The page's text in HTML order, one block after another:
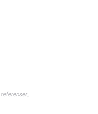
referenser,